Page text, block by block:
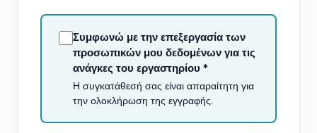
Συμφωνώ με την επεξεργασία των
προσωπικών μου δεδομένων για τις
ανάγκες του εργαστηρίου *
Η συγκατάθεσή σας είναι απαραίτητη για
την ολοκλήρωση της εγγραφής.